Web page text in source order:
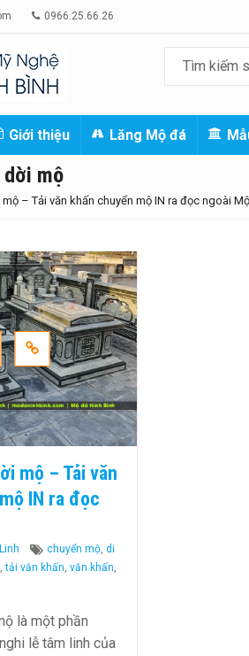
0966.25.66.26
Giới thiệu Lăng Mộ đá
mộ
– Tải văn khấn chuyển mộ IN ra đọc ngoài Mộ
mộ – Tải văn
IN ra đọc
Tags
chuyển mộ, di
,tải văn khấn, văn khấn,
là một phần
lễ tâm linh của